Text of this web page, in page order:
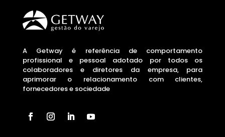
A Getway é referência de comportamento
profissional e pessoal adotado por todos os
colaboradores e diretores da empresa, para
aprimorar o relacionamento com clientes,
fornecedores e sociedade